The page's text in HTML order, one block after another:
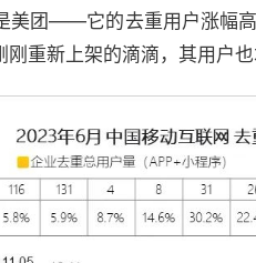
美团——它的去重用户涨幅
重新上架的滴滴，其用户也